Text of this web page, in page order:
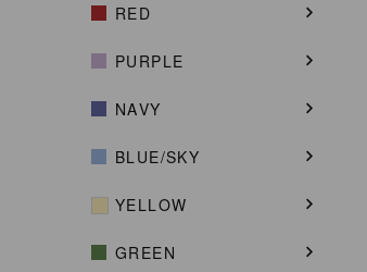
RED
PURPLE
NAVY
BLUE/SKY
YELLOW
GREEN